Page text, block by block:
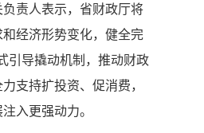
责人表示，省财政厅将
经济形势变化，健全完
引导撬动机制，推动财政
支持扩投资、促消费，
入更强动力。